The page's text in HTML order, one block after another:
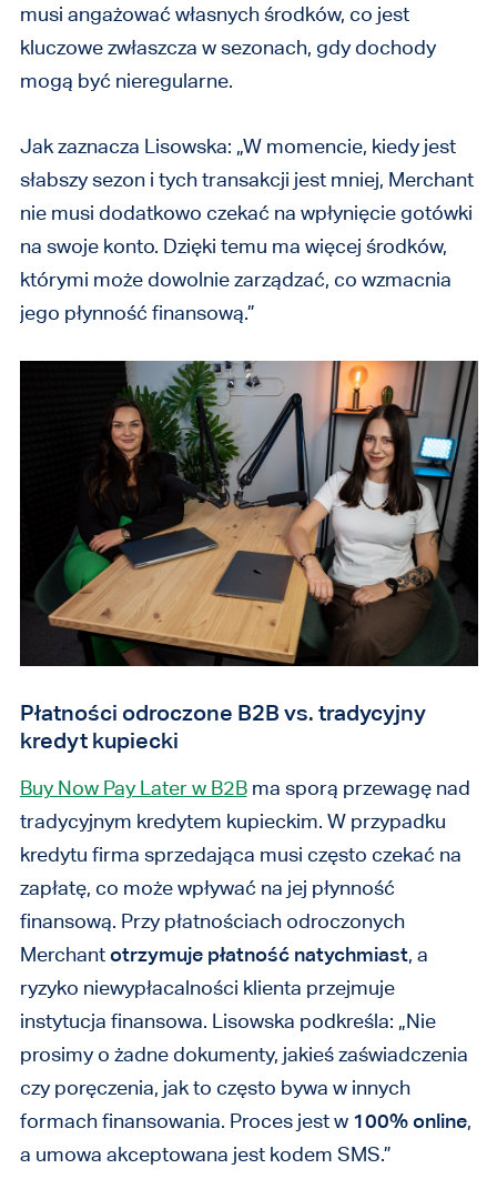
musi angażować własnych środków, co jest
kluczowe zwłaszcza w sezonach, gdy dochody
mogą być nieregularne.
Jak zaznacza Lisowska: „W momencie, kiedy jest
słabszy sezon i tych transakcji jest mniej, Merchant
nie musi dodatkowo czekać na wpłynięcie gotówki
na swoje konto. Dzięki temu ma więcej środków,
którymi może dowolnie zarządzać, co wzmacnia
jego płynność finansową.”
Płatności odroczone B2B vs. tradycyjny
kredyt kupiecki
Buy Now Pay Later w B2Bma sporą przewagę nad
tradycyjnym kredytem kupieckim. W przypadku
kredytu firma sprzedająca musi często czekać na
zapłatę, co może wpływać na jej płynność
finansową. Przy płatnościach odroczonych
Merchantotrzymuje płatność natychmiast, a
ryzyko niewypłacalności klienta przejmuje
instytucja finansowa. Lisowska podkreśla: „Nie
prosimy o żadne dokumenty, jakieś zaświadczenia
czy poręczenia, jak to często bywa w innych
formach finansowania. Proces jest w 100% online,
a umowa akceptowana jest kodem SMS.”